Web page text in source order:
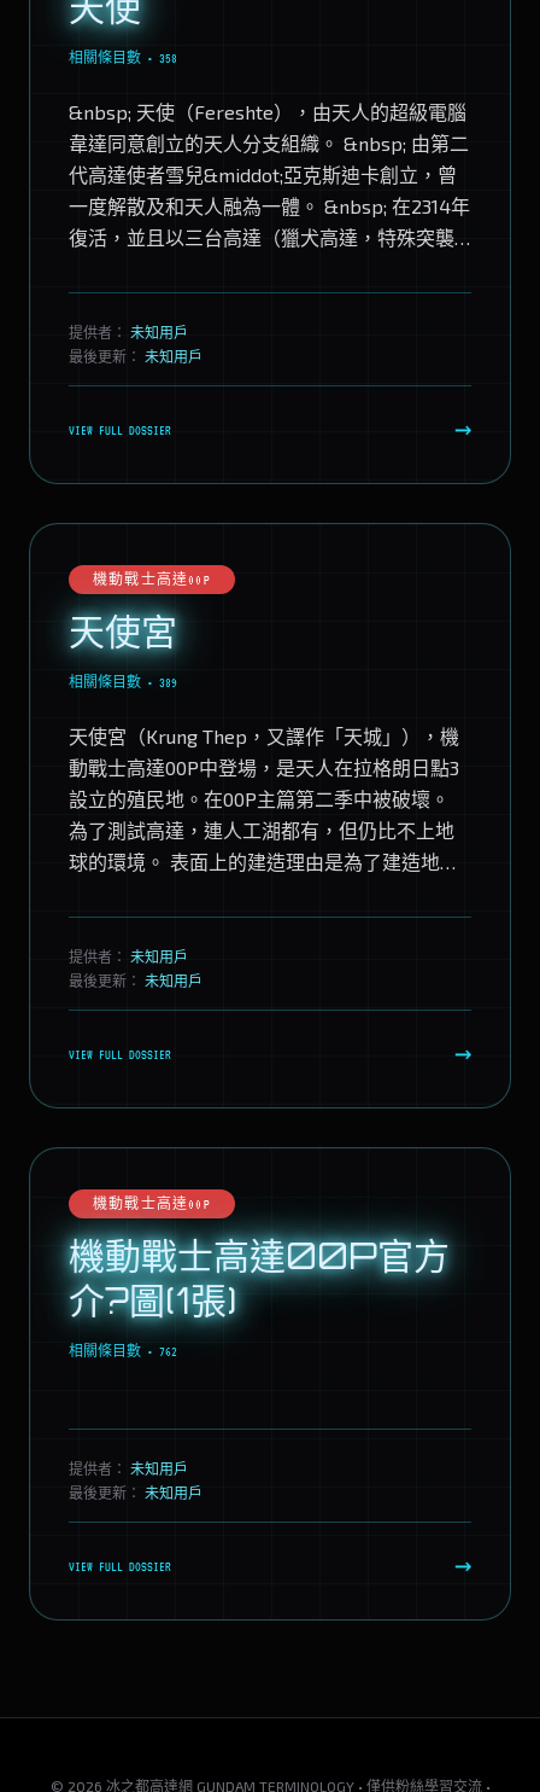
相關條目數 • 358
&nbsp; 天使（Fereshte），由天人的超級電腦
韋達同意創立的天人分支組織。 &nbsp; 由第二
代高達使者雪兒&middot;亞克斯迪卡創立，曾
一度解散及和天人融為一體。 &nbsp; 在2314年
復活，並且以三台高達（獵犬高達，特殊突襲
提供者： 未知用戶
最後更新： 未知用戶
VIEW FULL DOSSIER →
機動戰士高達00P
天使宮
相關條目數 • 389
天使宮（Krung Thep，又譯作「天城」），機
動戰士高達00P中登場，是天人在拉格朗日點3
設立的殖民地。在00P主篇第二季中被破壞。
為了測試高達，連人工湖都有，但仍比不上地
球的環境。 表面上的建造理由是為了建造地球
提供者： 未知用戶
最後更新： 未知用戶
VIEW FULL DOSSIER →
機動戰士高達00P
機動戰士高達00P官方
介?圖(1張)
相關條目數 • 762
提供者： 未知用戶
最後更新： 未知用戶
VIEW FULL DOSSIER →
© 2026 冰之都高達網 GUNDAM TERMINOLOGY • 僅供粉絲學習交流 •